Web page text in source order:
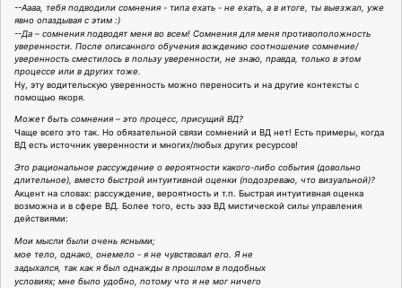
--Аааа, тебя подводили сомнения - типа ехать - не ехать, а в итоге, ты выезжал, уже
явно опаздывая с этим :)
--Да – сомнения подводят меня во всем! Сомнения для меня противоположность
уверенности. После описанного обучения вождению соотношение сомнение/
уверенность сместилось в пользу уверенности, не знаю, правда, только в этом
процессе или в других тоже.
Ну, эту водительскую уверенность можно переносить и на другие контексты с
помощью якоря.
Может быть сомнения – это процесс, присущий ВД?
Чаще всего это так. Но обязательной связи сомнений и ВД нет! Есть примеры, когда
ВД есть источник уверенности и многих/любых других ресурсов!
Это рациональное рассуждение о вероятности какого-либо события (довольно
длительное), вместо быстрой интуитивной оценки (подозреваю, что визуальной)?
Акцент на словах: рассуждение, вероятность и т.п. Быстрая интуитивная оценка
возможна и в сфере ВД. Более того, есть эээ ВД мистической силы управления
действиями:
Мои мысли были очень ясными;
мое тело, однако, онемело - я не чувствовал его. Я не
задыхался, так как я был однажды в прошлом в подобных
условиях; мне было удобно, потому что я не мог ничего